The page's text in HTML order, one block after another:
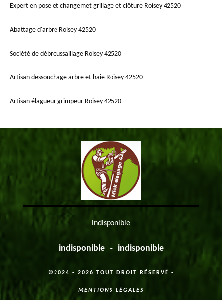
Expert en pose et changemet grillage et clôture Roisey 42520
Abattage d'arbre Roisey 42520
Société de débroussaillage Roisey 42520
Artisan dessouchage arbre et haie Roisey 42520
Artisan élagueur grimpeur Roisey 42520
indisponible
indisponible - indisponible
©2024 - 2026 TOUT DROIT RÉSERVÉ -
MENTIONS LÉGALES